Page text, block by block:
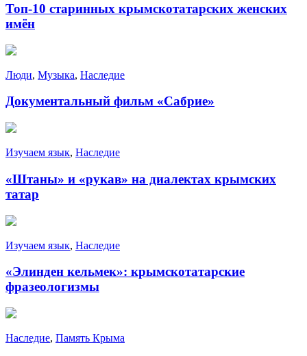
Топ-10 старинных крымскотатарских женских
имён
Люди, Музыка, Наследие
Документальный фильм «Сабрие»
Изучаем язык, Наследие
«Штаны» и «рукав» на диалектах крымских
татар
Изучаем язык, Наследие
«Элинден кельмек»: крымскотатарские
фразеологизмы
Наследие, Память Крыма